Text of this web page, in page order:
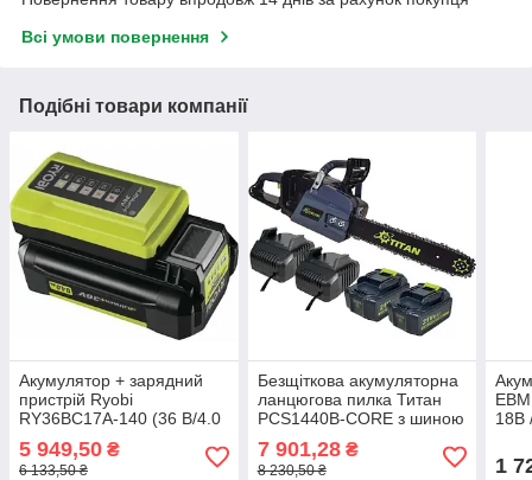
Всі умови повернення
Подібні товари компанії
Акумулятор + зарядний
пристрій Ryobi
RY36BC17A-140 (36 В/4.0
5 949,50 ₴
6 133,50 ₴
Безщіткова акумуляторна
ланцюгова пилка Титан
PCS1440B-CORE з шиною
та зарядним
7 901,28₴
8 230,50 ₴
18В
1